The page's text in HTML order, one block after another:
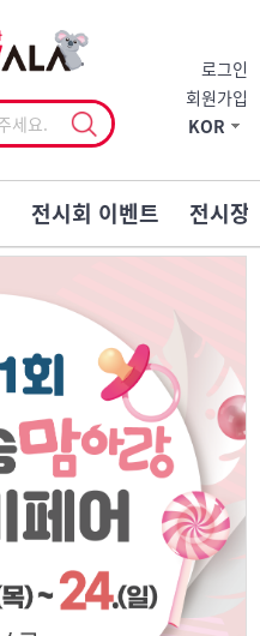
로그인
회원가입
KOR
전시회 이벤트 전시장